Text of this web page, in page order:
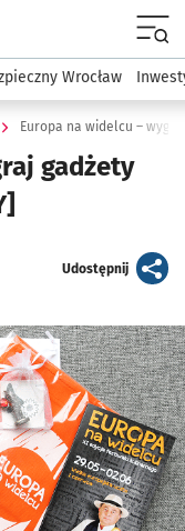
Dla mieszkańca
Wrocław
Europa na widelcu –
gadżety
Udostępnijartykuł